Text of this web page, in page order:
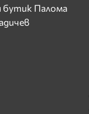
бутик Палома